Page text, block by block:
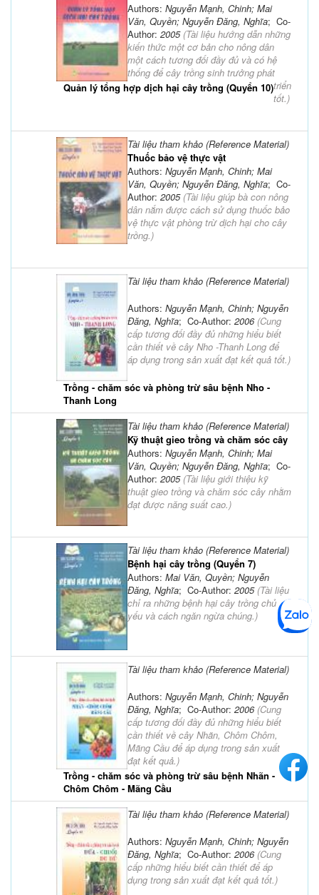
Quản lý tổng hợp dịch hại cây trồng (Quyển 10)
Authors: Nguyễn Mạnh, Chinh; Mai
Văn, Quyền; Nguyễn Đăng, Nghĩa; Co-
Author: 2005(Tài liệu hướng dẫn những
kiến thức một cơ bản cho nông dân
một cách tương đối đầy đủ và có hệ
thống để cây trồng sinh trưởng phát
triển
tốt.)
Tài liệu tham khảo (Reference Material)
Thuốc bảo vệ thực vật
Authors: Nguyễn Mạnh, Chinh; Mai
Văn, Quyền; Nguyễn Đăng, Nghĩa; Co-
Author: 2005(Tài liệu giúp bà con nông
dân nắm được cách sử dụng thuốc bảo
vệ thực vật phòng trừ dịch hại cho cây
trồng.)
Tài liệu tham khảo (Reference Material)
Trồng - chăm sóc và phòng trừ sâu bệnh Nho -
Thanh Long
Authors: Nguyễn Mạnh, Chinh; Nguyễn
Đăng, Nghĩa; Co-Author: 2006(Cung
cấp tương đối đầy đủ những hiểu biết
cần thiết về cây Nho -Thanh Long để
áp dụng trong sản xuất đạt kết quả tốt.)
Tài liệu tham khảo (Reference Material)
Kỹ thuật gieo trồng và chăm sóc cây
Authors: Nguyễn Mạnh, Chinh; Mai
Văn, Quyền; Nguyễn Đăng, Nghĩa; Co-
Author: 2005(Tài liệu giới thiệu kỹ
thuật gieo trồng và chăm sóc cây nhằm
đạt được năng suất cao.)
Tài liệu tham khảo (Reference Material)
Bệnh hại cây trồng (Quyển 7)
Authors: Mai Văn, Quyền; Nguyễn
Đăng, Nghĩa; Co-Author: 2005(Tài liệu
chỉ ra những bệnh hại cây trồng chủ
yếu và cách ngăn ngừa chúng.)
Tài liệu tham khảo (Reference Material)
Trồng - chăm sóc và phòng trừ sâu bệnh Nhãn -
Chôm Chôm - Mãng Cầu
Authors: Nguyễn Mạnh, Chinh; Nguyễn
Đăng, Nghĩa; Co-Author: 2006(Cung
cấp tương đối đầy đủ những hiểu biết
cần thiết về cây Nhãn, Chôm Chôm,
Mãng Cầu để áp dụng trong sản xuất
đạt kết quả.)
Tài liệu tham khảo (Reference Material)
Authors: Nguyễn Mạnh, Chinh; Nguyễn
Đăng, Nghĩa; Co-Author: 2006(Cung
cấp những hiểu biết cần thiết để áp
dụng trong sản xuất đạt kết quả tốt.)